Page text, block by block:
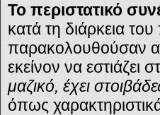
Το περιστατικό
κατά τη διάρκεια
παρακολουθούσαν
εκείνον να εστιάζει
μαζικό, έχει
όπως